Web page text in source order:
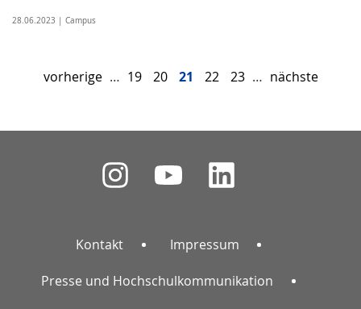
28.06.2023 | Campus
vorherige … 19 20 21 22 23 … nächste
Kontakt Impressum
Presse und Hochschulkommunikation